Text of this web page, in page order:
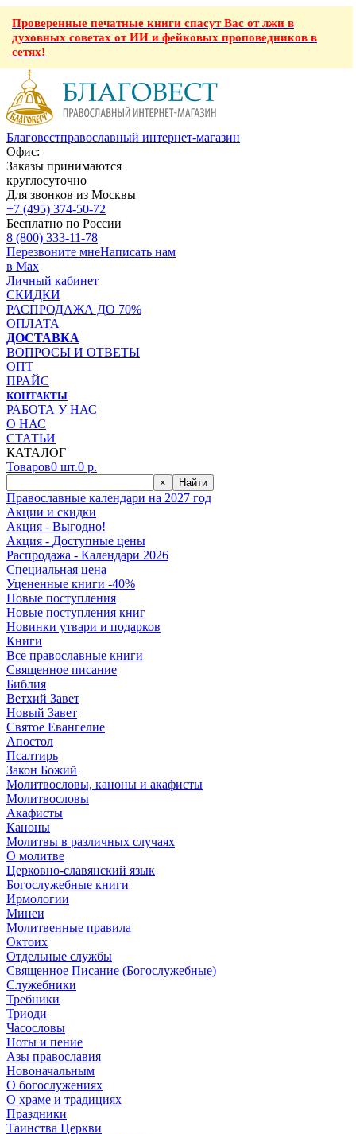
Проверенные печатные книги спасут Вас от лжи в
духовных советах от ИИ и фейковых проповедников в
сетях!
Благовестправославный интернет-магазин
Офис:
Заказы принимаются
круглосуточно
Для звонков из Москвы
+7 (495) 374-50-72
Бесплатно по России
8 (800) 333-11-78
Перезвоните мнеНаписать нам
в Max
Личный кабинет
СКИДКИ
РАСПРОДАЖА ДО 70%
ОПЛАТА
ДОСТАВКА
ВОПРОСЫ И ОТВЕТЫ
ОПТ
ПРАЙС
КОНТАКТЫ
РАБОТА У НАС
О НАС
СТАТЬИ
КАТАЛОГ
Товаров0 шт.0 р.
× Найти
Православные календари на 2027 год
Акции и скидки
Акция - Выгодно!
Акция - Доступные цены
Распродажа - Календари 2026
Специальная цена
Уцененные книги -40%
Новые поступления
Новые поступления книг
Новинки утвари и подарков
Книги
Все православные книги
Священное писание
Библия
Ветхий Завет
Новый Завет
Святое Евангелие
Апостол
Псалтирь
Закон Божий
Молитвословы, каноны и акафисты
Молитвословы
Акафисты
Каноны
Молитвы в различных случаях
О молитве
Церковно-славянский язык
Богослужебные книги
Ирмологии
Минеи
Молитвенные правила
Октоих
Отдельные службы
Священное Писание (Богослужебные)
Служебники
Требники
Триоди
Часословы
Ноты и пение
Азы православия
Новоначальным
О богослужениях
О храме и традициях
Праздники
Таинства Церкви